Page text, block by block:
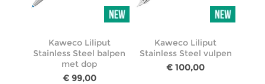
Kaweco Liliput
Stainless Steel balpen
met dop
€ 99,00
Kaweco Liliput
Stainless Steel vulpen
€ 100,00